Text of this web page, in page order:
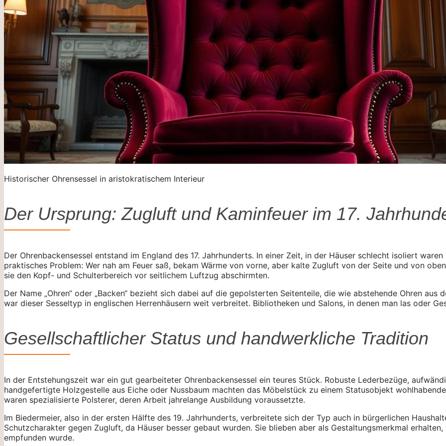
Historischer Ohrensessel in aristokratischem Interieur
Der Ursprung: Zugluft und Kaminfeuer im 17.
Der Ohrenbackensessel entstand im England des 17. Jahrhunderts. In einer Zeit, in der Häuser schlecht isoliert
praktisches Problem: Wer nah am Feuer saß, bekam Wärme von vorne, aber kalte Zugluft von der Seite und von
sie den Kopf- und Schulterbereich vor seitlichem Luftzug abschirmten.
Der Name „Ohren“ oder „Backen“ bezieht sich dabei auf die gepolsterten Seitenteile, die wie abstehende Ohren aus
war dieser Sesseltyp in englischen Herrenhäusern weit verbreitet. Bibliotheken und Salons, in denen man las oder
Gesellschaftlicher Status und handwerkliche Tradition
In der Entstehungszeit war ein gut gearbeiteter Ohrenbackensessel ein teures Stück. Robuste Lederbezüge,
handgefertigte Holzgestelle aus Eiche oder Nussbaum machten das Möbelstück zu einem Statusobjekt
waren spezialisierte Polsterer, deren Arbeit jahrelange Ausbildung voraussetzte.
Im Biedermeier, also in der ersten Hälfte des 19. Jahrhunderts, verbreitete sich der Typ auch in bürgerlichen
Schutzcharakter gegen Zugluft, da Häuser besser gebaut wurden. Sie blieben aber als Gestaltungsmerkmal
empfunden wurde.